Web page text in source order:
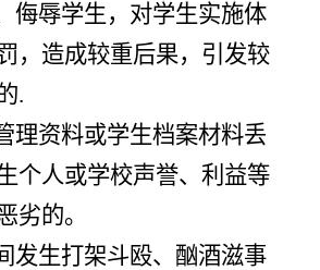
侮辱学生，对学生实施体
，造成较重后果，引发较
.
理资料或学生档案材料丢
个人或学校声誉、利益等
劣的。
发生打架斗殴、酗酒滋事